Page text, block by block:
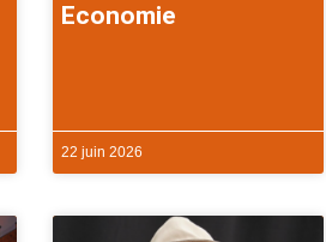
Economie
22 juin 2026